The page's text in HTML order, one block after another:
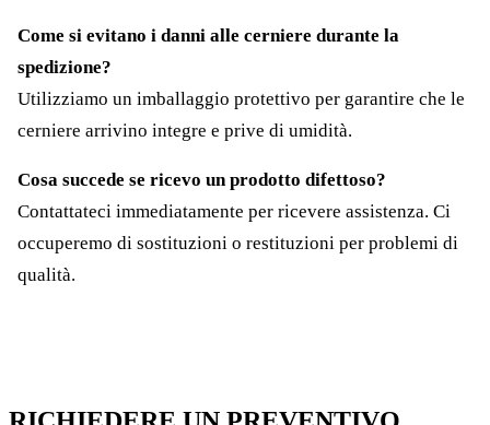
Come si evitano i danni alle cerniere durante la
spedizione?
Utilizziamo un imballaggio protettivo per garantire che le
cerniere arrivino integre e prive di umidità.
Cosa succede se ricevo un prodotto difettoso?
Contattateci immediatamente per ricevere assistenza. Ci
occuperemo di sostituzioni o restituzioni per problemi di
qualità.